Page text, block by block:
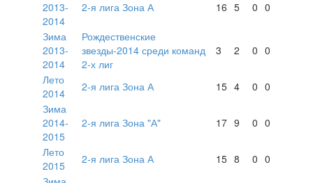
2013-
2014
2-я лига Зона А 16 5 0 0
Зима
2013-
2014
Рождественские
звезды-2014 среди команд
2-х лиг
3 2 0 0
Лето
2014
2-я лига Зона А 15 4 0 0
Зима
2014-
2015
2-я лига Зона "А" 17 9 0 0
Лето
2015
2-я лига Зона А 15 8 0 0